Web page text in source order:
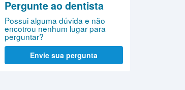
Pergunte ao dentista
Possui alguma dúvida e não
encotrou nenhum lugar para
perguntar?
Envie sua pergunta